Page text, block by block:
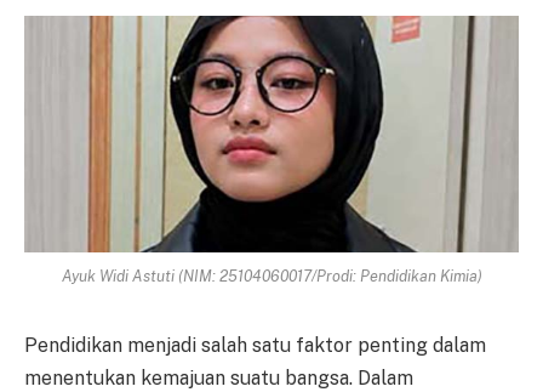
Ayuk Widi Astuti (NIM: 25104060017/Prodi: Pendidikan Kimia)
Pendidikan menjadi salah satu faktor penting dalam
menentukan kemajuan suatu bangsa. Dalam